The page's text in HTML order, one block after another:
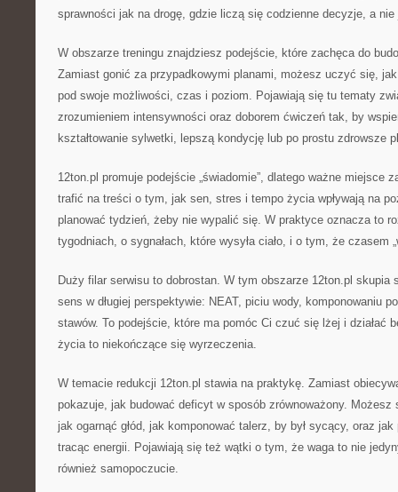
sprawności jak na drogę, gdzie liczą się codzienne decyzje, a nie
W obszarze treningu znajdziesz podejście, które zachęca do
Zamiast gonić za przypadkowymi planami, możesz uczyć się,
pod swoje możliwości, czas i poziom. Pojawiają się tu tematy
zrozumieniem intensywności oraz doborem ćwiczeń tak, by
kształtowanie sylwetki, lepszą kondycję lub po prostu zdrowsze
12ton.pl promuje podejście „świadomie”, dlatego ważne miejsce
trafić na treści o tym, jak sen, stres i tempo życia wpływają na
planować tydzień, żeby nie wypalić się. W praktyce oznacza to
tygodniach, o sygnałach, które wysyła ciało, i o tym, że czasem
Duży filar serwisu to dobrostan. W tym obszarze 12ton.pl skupia
sens w długiej perspektywie: NEAT, piciu wody, komponowaniu
stawów. To podejście, które ma pomóc Ci czuć się lżej i działać
życia to niekończące się wyrzeczenia.
W temacie redukcji 12ton.pl stawia na praktykę. Zamiast
pokazuje, jak budować deficyt w sposób zrównoważony.
jak ogarnąć głód, jak komponować talerz, by był sycący, oraz
tracąc energii. Pojawiają się też wątki o tym, że waga to nie
również samopoczucie.